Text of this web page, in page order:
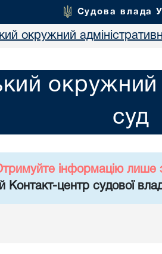
Судова влада
окружний
окружний
суд
інформацію лише
Контакт-центр судової